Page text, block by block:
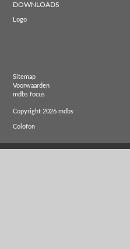
DOWNLOADS
Logo
Sitemap
Voorwaarden
mdbs focus
Copyright 2026 mdbs
Colofon